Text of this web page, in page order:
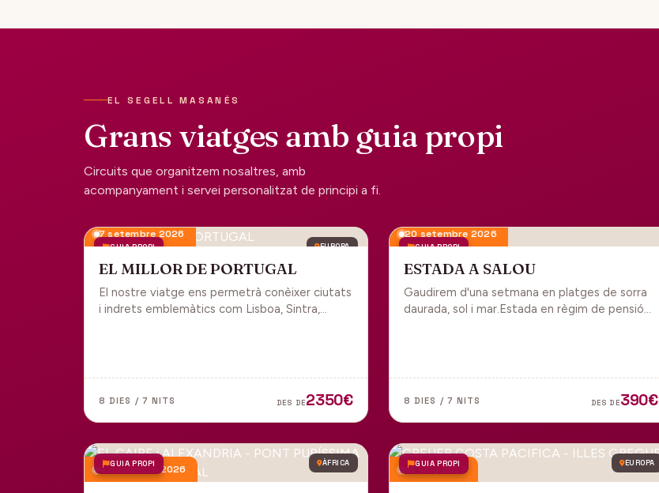
EL SEGELL MASANÉS
Grans viatges amb guia propi
Circuits que organitzem nosaltres, amb
acompanyament i servei personalitzat de principi a fi.
GUIA PROPI EUROPA
7 setembre 2026
EL MILLOR DE PORTUGAL
El nostre viatge ens permetrà conèixer ciutats
i indrets emblemàtics com Lisboa, Sintra,
8 DIES / 7 NITS DES DE2350€
GUIA PROPI
20 setembre 2026
ESTADA A SALOU
Gaudirem d'una setmana en platges de sorra
daurada, sol i mar.Estada en règim de pensió
8 DIES / 7 NITS DES DE390€
GUIA PROPI ÀFRICA
4 desembre 2026 GUIA PROPI EUROPA
18 juny 2027